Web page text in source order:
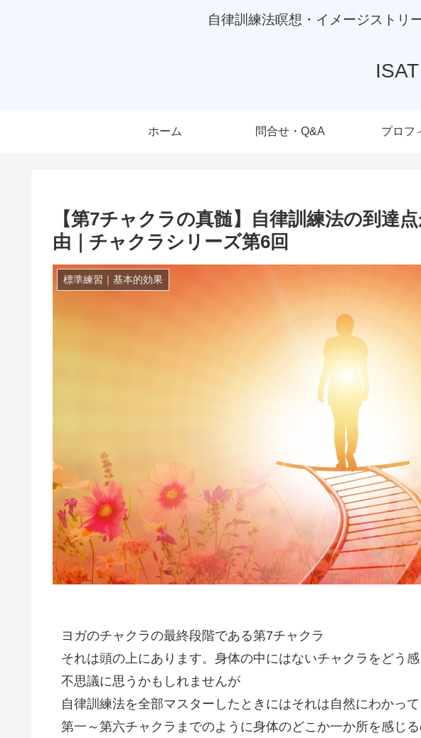
自律訓練法瞑想・イメージストリ
ホーム 問合せ・Q&A プロフ
【第7チャクラの真髄】自律訓練法の到達
由｜チャクラシリーズ第6回
標準練習｜基本的効果
ヨガのチャクラの最終段階である第7チャクラ
それは頭の上にあります。身体の中にはないチャクラをどう感
不思議に思うかもしれませんが
自律訓練法を全部マスターしたときにはそれは自然にわかっ
第一～第六チャクラまでのように身体のどこか一か所を感じ